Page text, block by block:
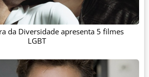
da Diversidade apresenta 5 filmes
LGBT